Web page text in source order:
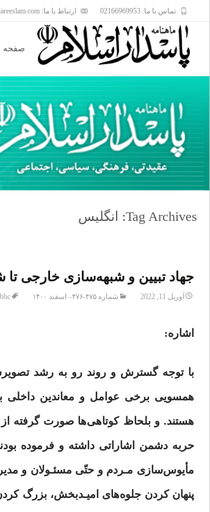
تماس با ما: 02166969953 ارتباط با ما: info[at]pasdareeslam.com
content
صفحه
Tag Archives: انگلیس
جهاد تبیین و شبهه‌سازی خارجی تا
آوریل 11, 2022 شماره ۴۷۵-۴۷۶– اسفند ۱۴۰۰ bbc
اشاره:
با توجه گسترش و روند رو به رشد
همسویی برخی عوامل و معاندین داخلی
هستند. و بلحاظ کوتاهی‌ها صورت گرفته
حربه دشمن اشاراتی داشته‌ و فرموده
مأیوس‌سازی مـردم و حتّی مسئـولان و
پنهان کردن جلوه‌های امیـدبخش، بزرگ